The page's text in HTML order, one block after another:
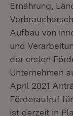
Ernährung,
Aufbau von
und
der ersten
Unternehmen
April 2021
Förderaufruf
ist derzeit in